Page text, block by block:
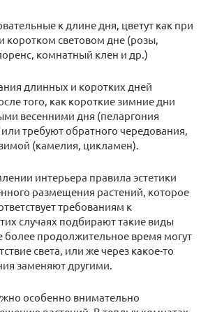
к длине дня, цветут как при
коротком световом дне (розы,
комнатный клен и др.)
длинных и коротких дней
того, как короткие зимние дни
весенними дня (пеларгония
требуют обратного чередования,
(камелия, цикламен).
интерьера правила эстетики
размещения растений, которое
требованиям к
случаях подбирают такие виды
более продолжительное время могут
света, или же через какое-то
заменяют другими.
особенно внимательно